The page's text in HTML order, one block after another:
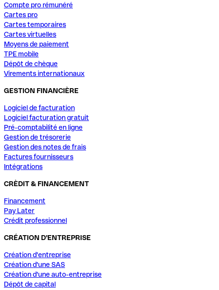
Compte pro rémunéré
Cartes pro
Cartes temporaires
Cartes virtuelles
Moyens de paiement
TPE mobile
Dépôt de chèque
Virements internationaux
GESTION FINANCIÈRE
Logiciel de facturation
Logiciel facturation gratuit
Pré-comptabilité en ligne
Gestion de trésorerie
Gestion des notes de frais
Factures fournisseurs
Intégrations
CRÈDIT & FINANCEMENT
Financement
Pay Later
Crédit professionnel
CRÉATION D'ENTREPRISE
Création d'entreprise
Création d'une SAS
Création d'une auto-entreprise
Dépôt de capital